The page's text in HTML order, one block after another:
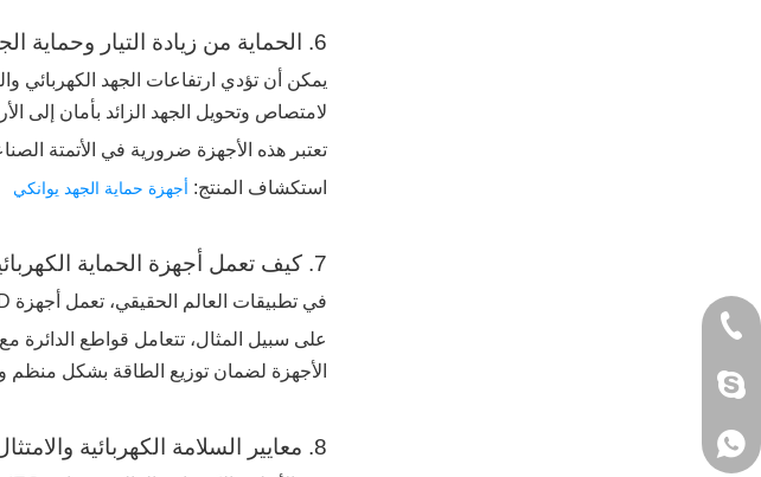
6. الحماية من زيادة التيار وحماية الجهد
لامتصاص وتحويل الجهد الزائد بأمان إلى
تعتبر هذه الأجهزة ضرورية في الأتمتة
استكشاف المنتج: أجهزة حماية الجهد يوانكي
7. كيف تعمل أجهزة الحماية الكهربائية معًا
في تطبيقات العالم الحقيقي، تعمل أجهزة RCD وPRCD وقواطع الدائرة وصناديق التوزيع كنظام أمان متكامل بدلاً من مكونات مستقلة.
الأجهزة لضمان توزيع الطاقة بشكل منظم
8. معايير السلامة الكهربائية والامتثال لها
+86
jack_yuanky
+86